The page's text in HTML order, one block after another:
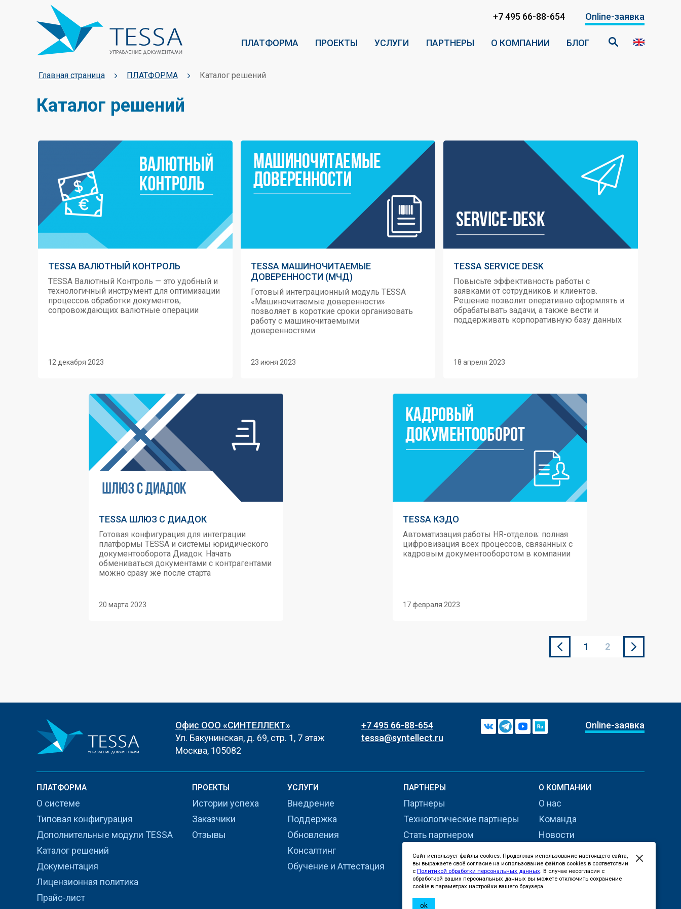
ПЛАТФОРМА ПРОЕКТЫ УСЛУГИ ПАРТНЕРЫ О КОМПАНИИ БЛОГ
+7 495 66-88-654 Online-заявка
Главная страница ПЛАТФОРМА Каталог решений
Каталог решений
TESSA ВАЛЮТНЫЙ КОНТРОЛЬ
TESSA Валютный Контроль — это удобный и
технологичный инструмент для оптимизации
процессов обработки документов,
сопровождающих валютные операции
12 декабря 2023
TESSA МАШИНОЧИТАЕМЫЕ
ДОВЕРЕННОСТИ (МЧД)
Готовый интеграционный модуль TESSA
«Машиночитаемые доверенности»
позволяет в короткие сроки организовать
работу с машиночитаемыми
доверенностями
23 июня 2023
TESSA SERVICE DESK
Повысьте эффективность работы с
заявками от сотрудников и клиентов.
Решение позволит оперативно оформлять и
обрабатывать задачи, а также вести и
поддерживать корпоративную базу данных
18 апреля 2023
TESSA ШЛЮЗ С ДИАДОК
Готовая конфигурация для интеграции
платформы TESSA и системы юридического
документооборота Диадок. Начать
обмениваться документами с контрагентами
можно сразу же после старта
20 марта 2023
TESSA КЭДО
Автоматизация работы HR-отделов: полная
цифровизация всех процессов, связанных с
кадровым документооборотом в компании
17 февраля 2023
1 2
Офис ООО «СИНТЕЛЛЕКТ»
Ул. Бакунинская, д. 69, стр. 1, 7 этаж
Москва, 105082
+7 495 66-88-654
tessa@syntellect.ru
Online-заявка
ПЛАТФОРМА
О системе
Типовая конфигурация
Дополнительные модули TESSA
Каталог решений
Документация
Лицензионная политика
Прайс-лист
ПРОЕКТЫ
Истории успеха
Заказчики
Отзывы
УСЛУГИ
Внедрение
Поддержка
Обновления
Консалтинг
Обучение и Аттестация
ПАРТНЕРЫ
Партнеры
Технологические партнеры
Стать партнером
О КОМПАНИИ
О нас
Команда
Новости
Карьера
Контакты
Сайт использует файлы cookies. Продолжая использование настоящего сайта,
вы выражаете своё согласие на использование файлов cookies в соответствии
с Политикой обработки персональных данных. В случае несогласия с
обработкой ваших персональных данных вы можете отключить сохранение
cookie в параметрах настройки вашего браузера.
ok